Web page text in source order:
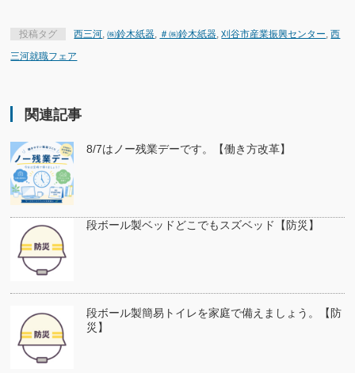
投稿タグ 西三河 ,㈱鈴木紙器 ＃㈱鈴木紙器 ,刈谷市産業振興センター ,西
三河就職フェア
関連記事
8/7はノー残業デーです。【働き方改革】
段ボール製ベッドどこでもスズベッド【防災】
段ボール製簡易トイレを家庭で備えましょう。【防
災】